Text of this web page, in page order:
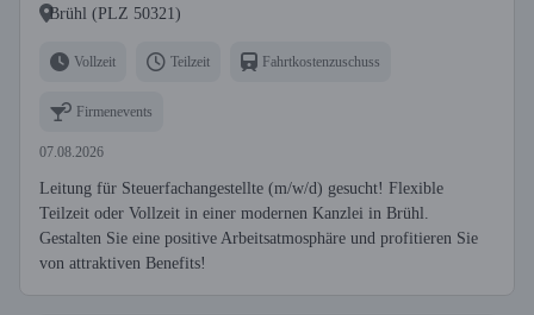
Brühl (PLZ 50321)
Vollzeit Teilzeit Fahrtkostenzuschuss
Firmenevents
07.08.2026
Leitung für Steuerfachangestellte (m/w/d) gesucht! Flexible
Teilzeit oder Vollzeit in einer modernen Kanzlei in Brühl.
Gestalten Sie eine positive Arbeitsatmosphäre und profitieren Sie
von attraktiven Benefits!